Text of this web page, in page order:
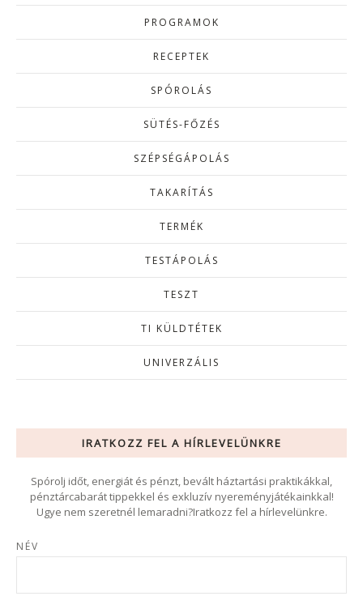
PROGRAMOK
RECEPTEK
SPÓROLÁS
SÜTÉS-FŐZÉS
SZÉPSÉGÁPOLÁS
TAKARÍTÁS
TERMÉK
TESTÁPOLÁS
TESZT
TI KÜLDTÉTEK
UNIVERZÁLIS
IRATKOZZ FEL A HÍRLEVELÜNKRE
Spórolj időt, energiát és pénzt, bevált háztartási praktikákkal,
pénztárcabarát tippekkel és exkluzív nyereményjátékainkkal!
Ugye nem szeretnél lemaradni?Iratkozz fel a hírlevelünkre.
NÉV